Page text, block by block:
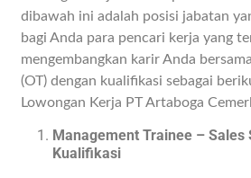
dibawah ini adalah posisi jabatan
bagi Anda para pencari kerja yang
mengembangkan karir Anda
(OT) dengan kualifikasi sebagai
Lowongan Kerja PT Artaboga
Management Trainee – Sales
Kualifikasi